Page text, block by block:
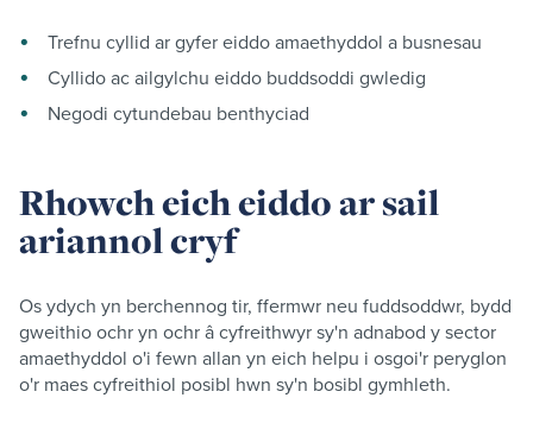
Trefnu cyllid ar gyfer eiddo amaethyddol a busnesau
Cyllido ac ailgylchu eiddo buddsoddi gwledig
Negodi cytundebau benthyciad
Rhowch eich eiddo ar sail
ariannol cryf
Os ydych yn berchennog tir, ffermwr neu fuddsoddwr, bydd
gweithio ochr yn ochr â cyfreithwyr sy'n adnabod y sector
amaethyddol o'i fewn allan yn eich helpu i osgoi'r peryglon
o'r maes cyfreithiol posibl hwn sy'n bosibl gymhleth.